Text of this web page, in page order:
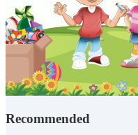
Recommended